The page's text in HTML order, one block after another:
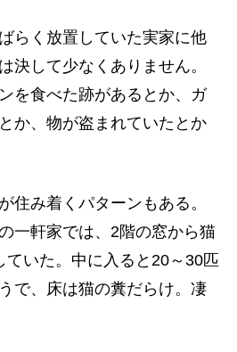
らく放置していた実家に他
決して少なくありません。
を食べた跡があるとか、ガ
か、物が盗まれていたとか
住み着くパターンもある。
一軒家では、2階の窓から猫
ていた。中に入ると20～30匹
で、床は猫の糞だらけ。凄